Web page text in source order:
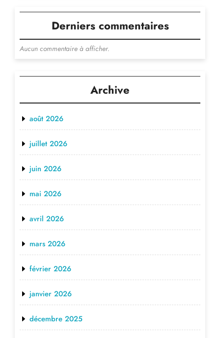
Derniers commentaires
Aucun commentaire à afficher.
Archive
août 2026
juillet 2026
juin 2026
mai 2026
avril 2026
mars 2026
février 2026
janvier 2026
décembre 2025